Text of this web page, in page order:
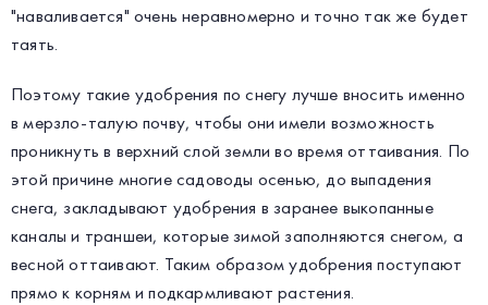
"наваливается" очень неравномерно и точно так же будет
таять.
Поэтому такие удобрения по снегу лучше вносить именно
в мерзло-талую почву, чтобы они имели возможность
проникнуть в верхний слой земли во время оттаивания. По
этой причине многие садоводы осенью, до выпадения
снега, закладывают удобрения в заранее выкопанные
каналы и траншеи, которые зимой заполняются снегом, а
весной оттаивают. Таким образом удобрения поступают
прямо к корням и подкармливают растения.